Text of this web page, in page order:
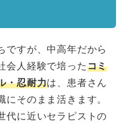
ですが、中高年だから
会人経験で培ったコミ
・忍耐力は、患者さん
そのまま活きます。
代に近いセラピストの